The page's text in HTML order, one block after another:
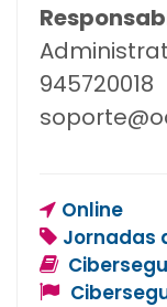
945720018
Online
Jornadas